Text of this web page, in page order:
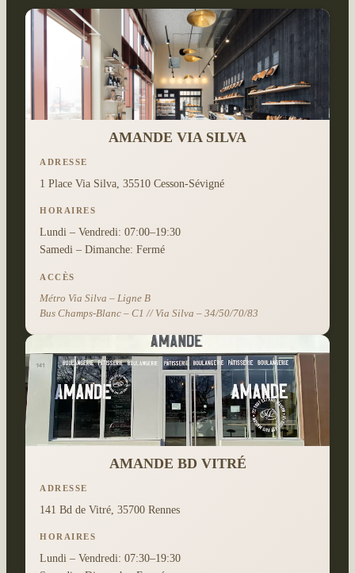
AMANDE VIA SILVA
ADRESSE
1 Place Via Silva, 35510 Cesson-Sévigné
HORAIRES
Lundi – Vendredi: 07:00–19:30
Samedi – Dimanche: Fermé
ACCÈS
Métro Via Silva – Ligne B
Bus Champs-Blanc – C1 // Via Silva – 34/50/70/83
AMANDE BD VITRÉ
ADRESSE
141 Bd de Vitré, 35700 Rennes
HORAIRES
Lundi – Vendredi: 07:30–19:30